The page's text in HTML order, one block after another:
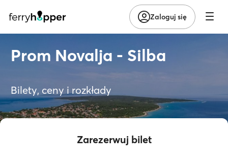
Zaloguj się
Prom Novalja - Silba
Bilety, ceny i rozkłady
Zarezerwuj bilet